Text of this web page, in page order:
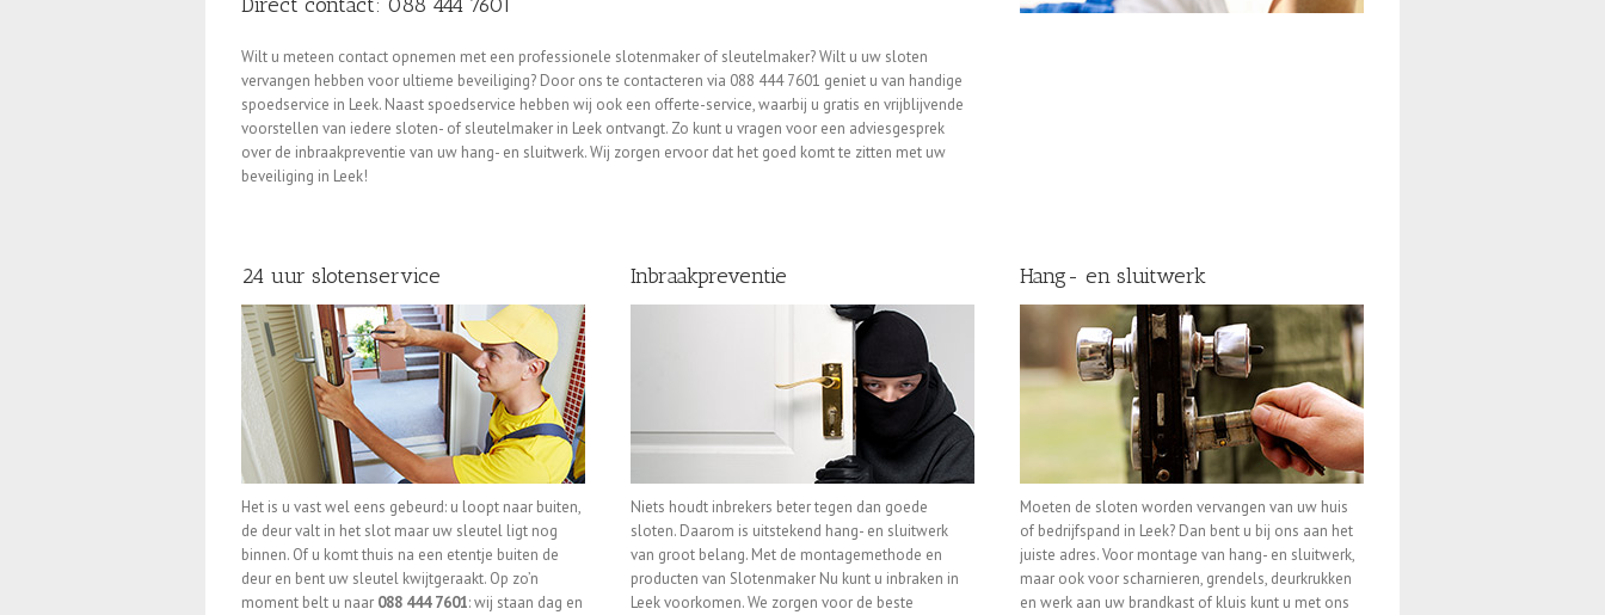
Wilt u meteen contact opnemen met een professionele slotenmaker of sleutelmaker? Wilt u uw sloten
vervangen hebben voor ultieme beveiliging? Door ons te contacteren via 088 444 7601 geniet u van handige
spoedservice in Leek. Naast spoedservice hebben wij ook een offerte-service, waarbij u gratis en vrijblijvende
voorstellen van iedere sloten- of sleutelmaker in Leek ontvangt. Zo kunt u vragen voor een adviesgesprek
over de inbraakpreventie van uw hang- en sluitwerk. Wij zorgen ervoor dat het goed komt te zitten met uw
beveiliging in Leek!
24 uur slotenservice
Het is u vast wel eens gebeurd: u loopt naar buiten,
de deur valt in het slot maar uw sleutel ligt nog
binnen. Of u komt thuis na een etentje buiten de
deur en bent uw sleutel kwijtgeraakt. Op zo’n
moment belt u naar 088 444 7601: wij staan dag en
Inbraakpreventie
Niets houdt inbrekers beter tegen dan goede
sloten. Daarom is uitstekend hang- en sluitwerk
van groot belang. Met de montagemethode en
producten van Slotenmaker Nu kunt u inbraken in
Leek voorkomen. We zorgen voor de beste
Hang- en sluitwerk
Moeten de sloten worden vervangen van uw huis
of bedrijfspand in Leek? Dan bent u bij ons aan het
juiste adres. Voor montage van hang- en sluitwerk,
maar ook voor scharnieren, grendels, deurkrukken
en werk aan uw brandkast of kluis kunt u met ons